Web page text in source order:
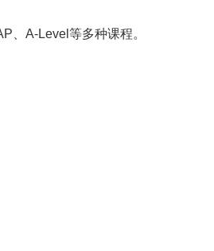
、A-Level等多种课程。